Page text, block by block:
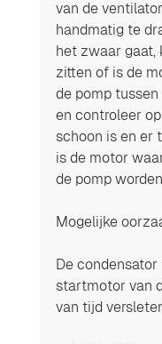
van de
handmatig te
het zwaar gaat,
zitten of is de
de pomp
en controleer
schoon is en er
is de motor
de pomp
Mogelijke
De
startmotor van
van tijd